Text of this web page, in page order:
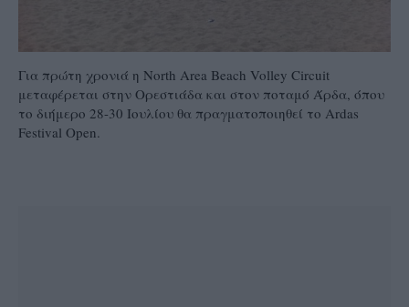
Για πρώτη χρονιά η North Area Beach Volley Circuit
μεταφέρεται στην Ορεστιάδα και στον ποταμό Άρδα, όπου
το διήμερο 28-30 Ιουλίου θα πραγματοποιηθεί το Ardas
Festival Open.